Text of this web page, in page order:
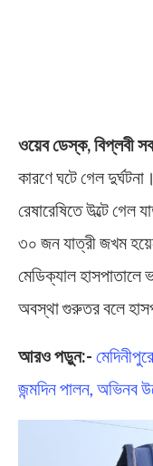
ওয়েব ডেস্ক, বিপ্লবী
কারণে ঘটে গেল
রেষারেষিতে উল্টে গেল
৩০ জন যাত্রী জখম
মেডিক্যাল হাসপাতালে
অবস্থা গুরুতর বলে
আরও পড়ুন:-
জন্মদিন পালন, অভিনব